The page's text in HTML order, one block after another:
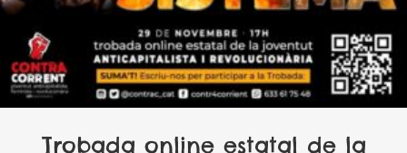
Trobada online estatal de la